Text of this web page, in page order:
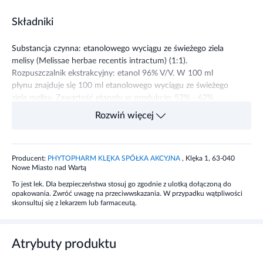
Składniki
Substancja czynna: etanolowego wyciągu ze świeżego ziela
melisy (Melissae herbae recentis intractum) (1:1).
Rozpuszczalnik ekstrakcyjny: etanol 96% V/V. W 100 ml
płynu znajduje się 100 ml etanolowego wyciągu ze świeżego
ziela melisy. Zawartość etanolu w produkcie: 52% - 62%
Dorośli, młodzież od 12 lat i osoby starsze: jeżeli lekarz nie
preparatu rozcieńczonego w niewielkiej ilości płynu. W
przypadku wrażenia, że działanie leku jest za mocne lub za
Działanie
Rozwiń więcej
Producent: PHYTOPHARM KLĘKA SPÓŁKA AKCYJNA , Klęka 1, 63-040
Nowe Miasto nad Wartą
To jest lek. Dla bezpieczeństwa stosuj go zgodnie z ulotką dołączoną do
opakowania. Zwróć uwagę na przeciwwskazania. W przypadku wątpliwości
skonsultuj się z lekarzem lub farmaceutą.
Atrybuty produktu